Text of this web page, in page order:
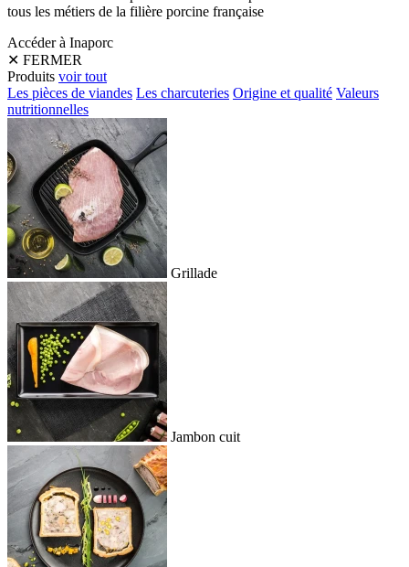
tous les métiers de la filière porcine française
Accéder à Inaporc
✕ FERMER
Produits voir tout
Les pièces de viandes Les charcuteries Origine et qualité Valeurs
nutritionnelles
Grillade
Jambon cuit